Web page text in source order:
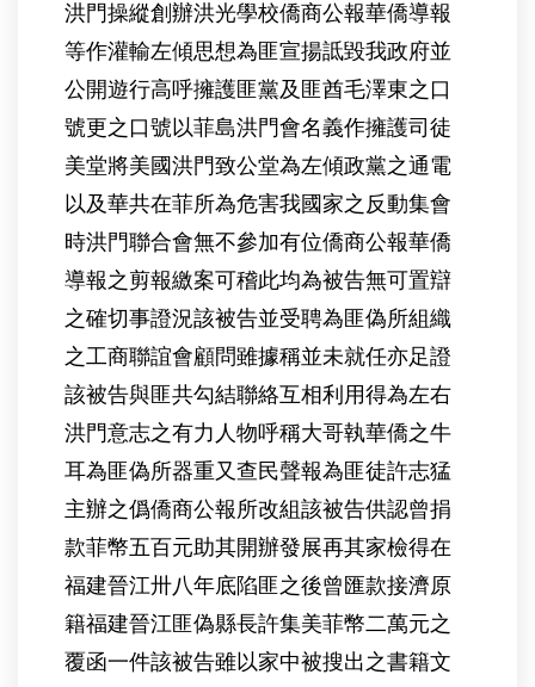
洪門操縱創辦洪光學校僑商公報華僑導報
等作灌輸左傾思想為匪宣揚詆毀我政府並
公開遊行高呼擁護匪黨及匪酋毛澤東之口
號更之口號以菲島洪門會名義作擁護司徒
美堂將美國洪門致公堂為左傾政黨之通電
以及華共在菲所為危害我國家之反動集會
時洪門聯合會無不參加有位僑商公報華僑
導報之剪報繳案可稽此均為被告無可置辯
之確切事證況該被告並受聘為匪偽所組織
之工商聯誼會顧問雖據稱並未就任亦足證
該被告與匪共勾結聯絡互相利用得為左右
洪門意志之有力人物呼稱大哥執華僑之牛
耳為匪偽所器重又查民聲報為匪徒許志猛
主辦之僞僑商公報所改組該被告供認曾捐
款菲幣五百元助其開辦發展再其家檢得在
福建晉江卅八年底陷匪之後曾匯款接濟原
籍福建晉江匪偽縣長許集美菲幣二萬元之
覆函一件該被告雖以家中被搜出之書籍文